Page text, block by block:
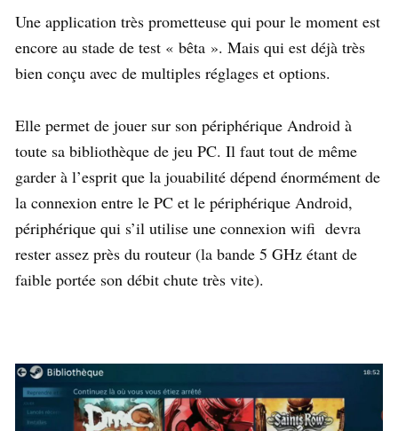
Une application très prometteuse qui pour le moment est
encore au stade de test « bêta ». Mais qui est déjà très
bien conçu avec de multiples réglages et options.
Elle permet de jouer sur son périphérique Android à
toute sa bibliothèque de jeu PC. Il faut tout de même
garder à l’esprit que la jouabilité dépend énormément de
la connexion entre le PC et le périphérique Android,
périphérique qui s’il utilise une connexion wifi devra
rester assez près du routeur (la bande 5 GHz étant de
faible portée son débit chute très vite).